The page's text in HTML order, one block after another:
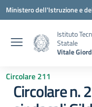
Vai ai contenuti
Vai al menu di navigazione
Vai al footer
Ministero dell'Istruzione e
Istituto
Statale
Vitale
Circolare 211
Circolare n.